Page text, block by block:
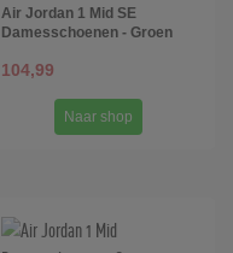
Air Jordan 1 Mid SE
Damesschoenen - Groen
104,99
Naar shop